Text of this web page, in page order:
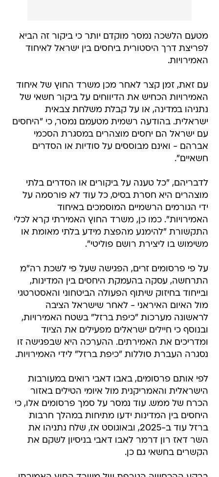
מטעם הלשכה נמסר מוקדם יותר כי ביקור זה הביא
לפריצת דרך היסטורית ביחסים בין ישראל לאיחוד
האמירויות.
עם זאת, זמן קצר לאחר מכן משרד החוץ של איחוד
האמירויות הכחיש את הדיווחים על ביקור חשאי של
נתניהו במדינה, או על קבלת משלחת צבאית
ישראלית. בהודעה רשמית מטעמם נמסר, כי "היחסים
עם ישראל הם יחסים מוצהרים במסגרת הסכמי
אברהם - ואינם מבוססים על סודיות או הסדרים
חשאיים".
לדבריהם, "כל טענה על ביקורים או הסדרים בלתי
מוצהרים היא חסרת בסיס, כל עוד לא פורסמה על
ידי הגורמים הרשמיים המוסמכים באיחוד
האמירויות". כמו כן, משרד החוץ האמירתי קרא לכלי
התקשורת "להימנע מהפצת מידע בלתי מאומת או
משימוש בו ליצירת רושם פוליטי".
על פי פרסומים זרים, הפגישה שעל פי לשכת רה"מ
התרחשה, עסקה בהעמקת היחסים בין המדינות,
ובייחוד בחיזוק שיתוף הפעולה הביטחוני והאסטרטגי
מול האיום האיראני - לאחר שישראל הציבה
לראשונה מערכות "כיפת ברזל" בשטח האמירויות,
ובנוסף כי חיילים ישראלים מפעילים את הציוד
ומדריכים את האמירתים. ההערכה היא שבפגישה זו
נסגרה העברת סוללות "כיפת ברזל" לידי האמירויות.
לפי אותם פרסומים, באבו דאבי רואים במעורבות
הישראלית והאמריקנית מול איומי הטילים באזור
הכרח של ממש. עוד נמסר על סמך פרסומים אלו, כי
היחסים בין המדינות ידעו מתיחות במהלך חרבות
ברזל עוד ב-2025, ובאוגוסט אז, שלח נתניהו את
השר דאז רון דרמר לאבו דאבי בניסיון לשקם את
הקשרים בחשאי גם כן.